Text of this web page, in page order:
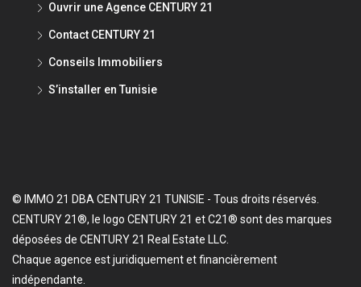
Ouvrir une Agence CENTURY 21
Contact CENTURY 21
Conseils Immobiliers
S’installer en Tunisie
© IMMO 21 DBA CENTURY 21 TUNISIE - Tous droits réservés.
CENTURY 21®, le logo CENTURY 21 et C21® sont des marques
déposées de CENTURY 21 Real Estate LLC.
Chaque agence est juridiquement et financièrement
indépendante.